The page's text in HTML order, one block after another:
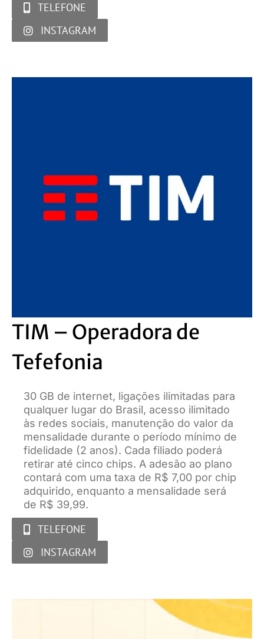
TELEFONE
INSTAGRAM
TIM – Operadora de
Tefefonia
30 GB de internet, ligações ilimitadas para
qualquer lugar do Brasil, acesso ilimitado
às redes sociais, manutenção do valor da
mensalidade durante o período mínimo de
fidelidade (2 anos). Cada filiado poderá
retirar até cinco chips. A adesão ao plano
contará com uma taxa de R$ 7,00 por chip
adquirido, enquanto a mensalidade será
de R$ 39,99.
TELEFONE
INSTAGRAM